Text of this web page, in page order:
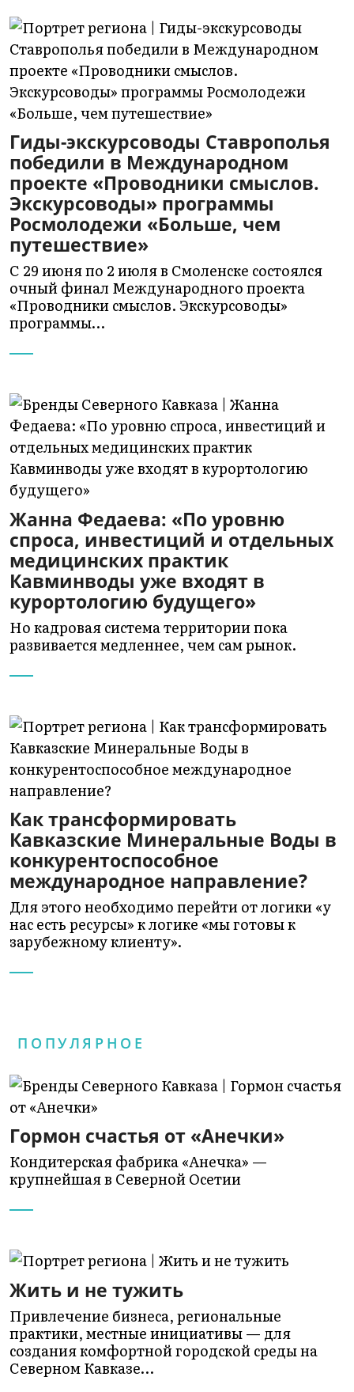
Гиды-экскурсоводы Ставрополья
победили в Международном
проекте «Проводники смыслов.
Экскурсоводы» программы
Росмолодежи «Больше, чем
путешествие»
С 29 июня по 2 июля в Смоленске состоялся
очный финал Международного проекта
«Проводники смыслов. Экскурсоводы»
программы…
Жанна Федаева: «По уровню
спроса, инвестиций и отдельных
медицинских практик
Кавминводы уже входят в
курортологию будущего»
Но кадровая система территории пока
развивается медленнее, чем сам рынок.
Как трансформировать
Кавказские Минеральные Воды в
конкурентоспособное
международное направление?
Для этого необходимо перейти от логики «у
нас есть ресурсы» к логике «мы готовы к
зарубежному клиенту».
ПОПУЛЯРНОЕ
Гормон счастья от «Анечки»
Кондитерская фабрика «Анечка» —
крупнейшая в Северной Осетии
Жить и не тужить
Привлечение бизнеса, региональные
практики, местные инициативы — для
создания комфортной городской среды на
Северном Кавказе…